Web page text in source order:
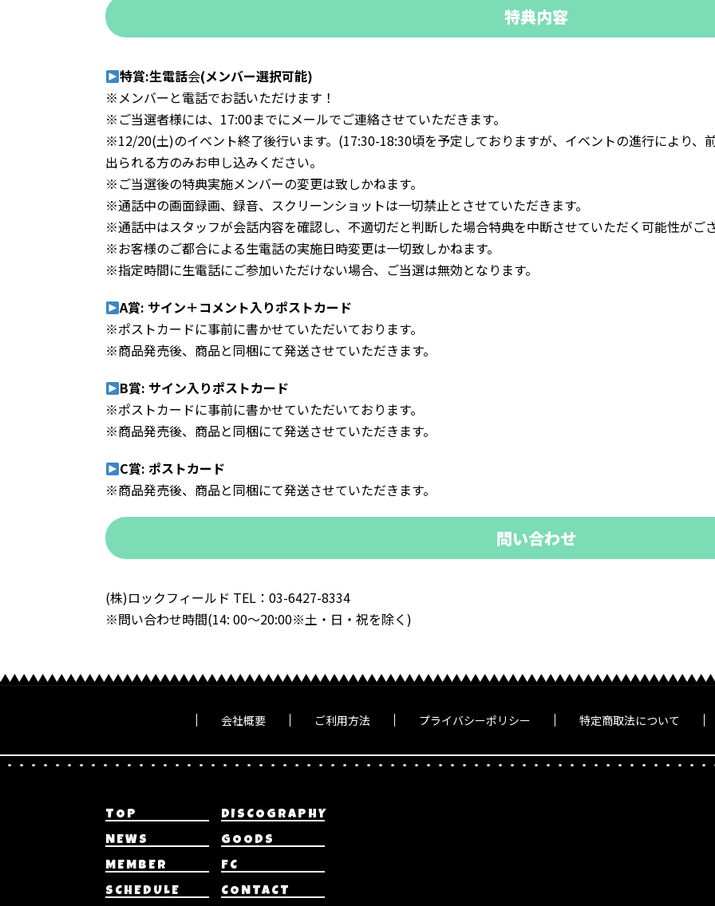
特典内容
特賞:生電話会(メンバー選択可能)
※メンバーと電話でお話いただけます！
※ご当選者様には、17:00までにメールでご連絡させていただきます。
※12/20(土)のイベント終了後行います。(17:30-18:30頃を予定しておりますが、イベントの進行により、
出られる方のみお申し込みください。
※ご当選後の特典実施メンバーの変更は致しかねます。
※通話中の画面録画、録音、スクリーンショットは一切禁止とさせていただきます。
※通話中はスタッフが会話内容を確認し、不適切だと判断した場合特典を中断させていただく可能性がご
※お客様のご都合による生電話の実施日時変更は一切致しかねます。
※指定時間に生電話にご参加いただけない場合、ご当選は無効となります。
A賞: サイン＋コメント入りポストカード
※ポストカードに事前に書かせていただいております。
※商品発売後、商品と同梱にて発送させていただきます。
B賞: サイン入りポストカード
※ポストカードに事前に書かせていただいております。
※商品発売後、商品と同梱にて発送させていただきます。
C賞: ポストカード
※商品発売後、商品と同梱にて発送させていただきます。
問い合わせ
(株)ロックフィールド TEL：03-6427-8334
※問い合わせ時間(14: 00～20:00※土・日・祝を除く)
会社概要 ご利用方法 プライバシーポリシー 特定商取法について
TOP
DISCOGRAPHY
NEWS
GOODS
MEMBER
FC
SCHEDULE
CONTACT